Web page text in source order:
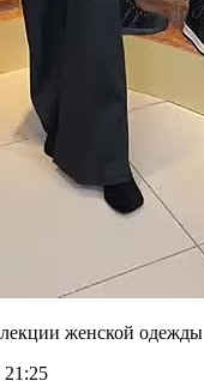
женской одежды
21:25